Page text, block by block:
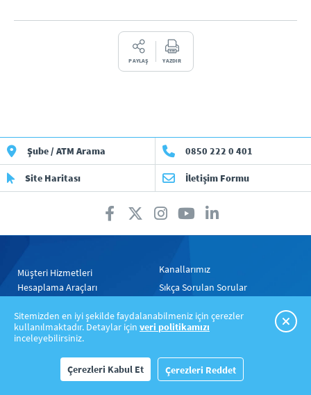
PAYLAŞ YAZDIR
Şube / ATM Arama 0850 222 0 401
Site Haritası İletişim Formu
Müşteri Hizmetleri
Kanallarımız
Hesaplama Araçları
Sıkça Sorulan Sorular
Copyright © 2024 Türkiye Halk Bankası A.Ş.
Sitemizden en iyi şekilde faydalanabilmeniz için çerezler
kullanılmaktadır. Detaylar için veri politikamızı
inceleyebilirsiniz.
Çerezleri Kabul Et Çerezleri Reddet